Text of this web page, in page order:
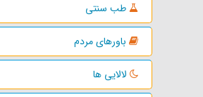
طب سنتی
باورهای مردم
لالایی ها